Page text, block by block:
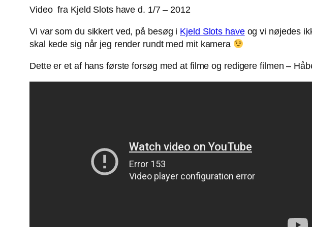
Video fra Kjeld Slots have d. 1/7 – 2012
Vi var som du sikkert ved, på besøg i Kjeld Slots haveog vi nøjedes
skal kede sig når jeg render rundt med mit kamera
Dette er et af hans første forsøg med at filme og redigere filmen –